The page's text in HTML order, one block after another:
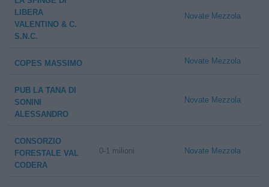
LIBERA
VALENTINO & C.
S.N.C.
Novate Mezzola
COPES MASSIMO Novate Mezzola
PUB LA TANA DI
SONINI
ALESSANDRO
Novate Mezzola
CONSORZIO
FORESTALE VAL
CODERA
0-1 milioni Novate Mezzola